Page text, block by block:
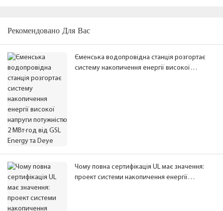
Рекомендовано Для Вас
Єменська водопровідна станція розгортає
систему накопичення енергії високої
Чому повна сертифікація UL має значення:
проект системи накопичення енергії